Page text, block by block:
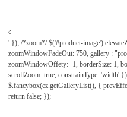
' }); /*zoom*/ $('#product-
zoomWindowFadeOut: 750, gallery :
zoomWindowOffety: -1, borderSize: 1,
scrollZoom: true, constrainType: 'width'
$.fancybox(ez.getGalleryList(), {
return false; });